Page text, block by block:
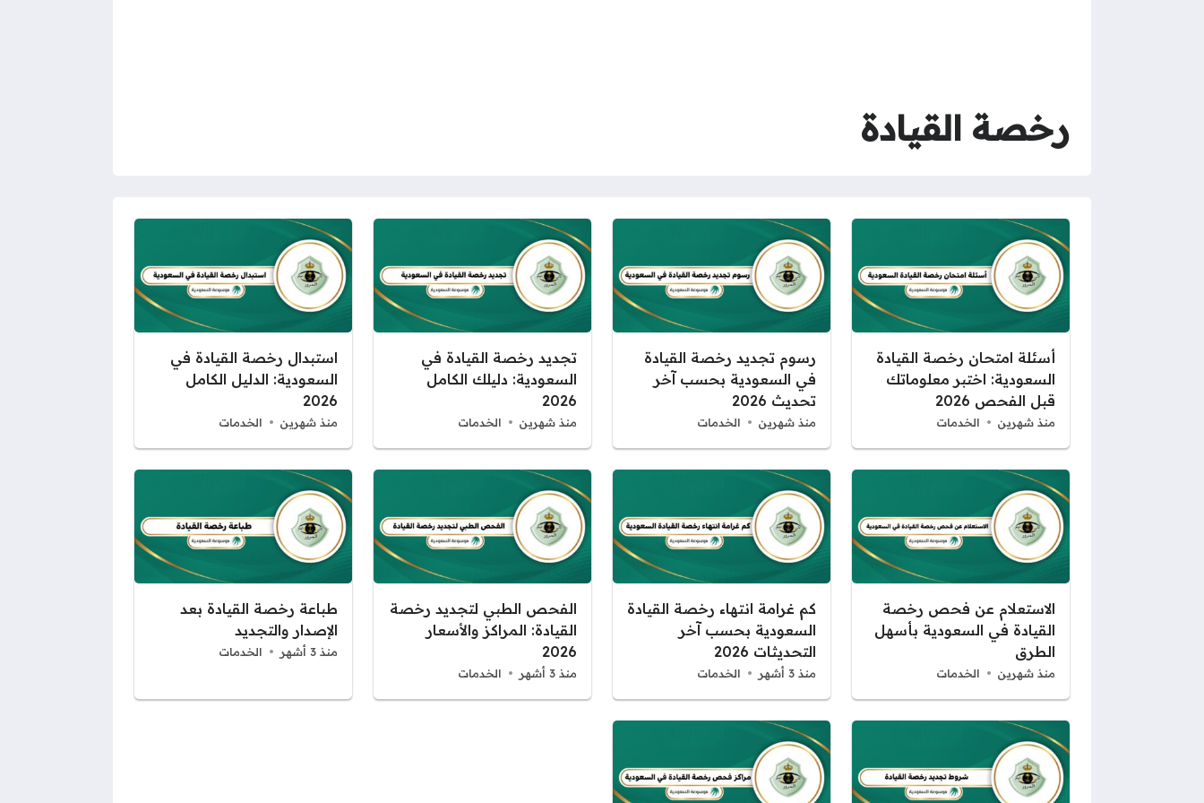
رخصة القيادة
أسئلة امتحان رخصة القيادة
السعودية: اختبر معلوماتك
قبل الفحص 2026
منذ شهرين الخدمات
رسوم تجديد رخصة القيادة
في السعودية بحسب آخر
تحديث 2026
منذ شهرين الخدمات
تجديد رخصة القيادة في
السعودية: دليلك الكامل
2026
منذ شهرين الخدمات
استبدال رخصة القيادة في
السعودية: الدليل الكامل
2026
منذ شهرين الخدمات
الاستعلام عن فحص رخصة
القيادة في السعودية بأسهل
الطرق
منذ شهرين الخدمات
كم غرامة انتهاء رخصة القيادة
السعودية بحسب آخر
التحديثات 2026
منذ 3 أشهر الخدمات
الفحص الطبي لتجديد رخصة
القيادة: المراكز والأسعار
2026
منذ 3 أشهر الخدمات
طباعة رخصة القيادة بعد
الإصدار والتجديد
منذ 3 أشهر الخدمات